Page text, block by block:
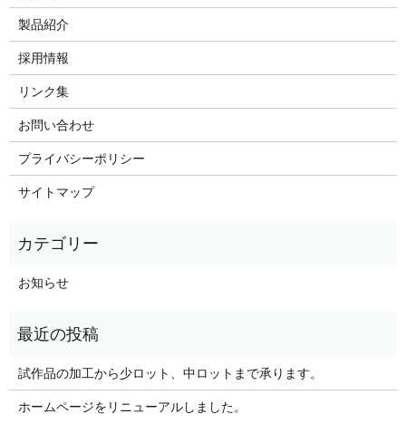
製品紹介
採用情報
リンク集
お問い合わせ
プライバシーポリシー
サイトマップ
お知らせ
試作品の加工から少ロット、中ロットまで承ります。
ホームページをリニューアルしました。